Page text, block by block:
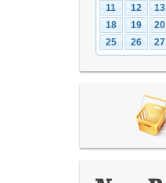
11
12 13
18
19 20
25
26 27